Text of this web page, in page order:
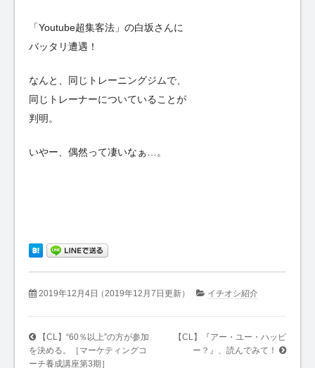
「Youtube超集客法」の白坂さんに
バッタリ遭遇！
なんと、同じトレーニングジムで、
同じトレーナーについていることが
判明。
いやー、偶然って凄いなぁ…。
2019年12月4日（2019年12月7日更新） イチオシ紹介
【CL】“60％以上”の方が参加
を決める。［マーケティングコ
ーチ養成講座第3期］
【CL】『アー・ユー・ハッピ
ー？』、読んでみて！